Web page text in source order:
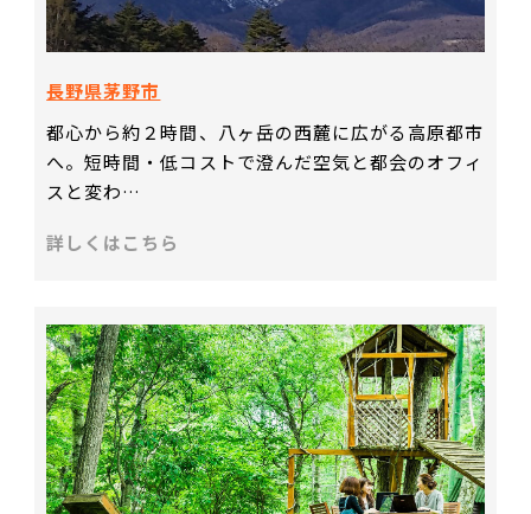
長野県茅野市
都心から約２時間、八ヶ岳の西麓に広がる高原都市
へ。短時間・低コストで澄んだ空気と都会のオフィ
スと変わ…
詳しくはこちら